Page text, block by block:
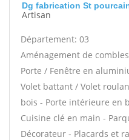
Dg fabrication St
Artisan
Département: 03
Aménagement de
Porte / Fenêtre en
Volet battant / Volet
bois - Porte intérieure en
Cuisine clé en main -
Décorateur - Placards et